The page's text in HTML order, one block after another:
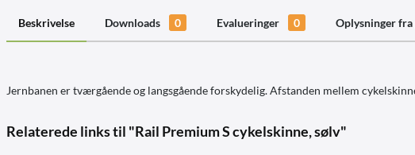
Beskrivelse Downloads 0 Evalueringer 0 Oplysninger
Jernbanen er tværgående og langsgående forskydelig. Afstanden mellem
Relaterede links til "Rail Premium S cykelskinne, sølv"